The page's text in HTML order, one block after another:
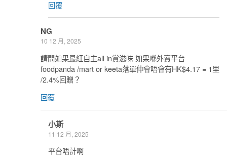
回覆
NG
10 12 月, 2025
請問如果最紅自主all in賞滋味 如果喺外賣平台
foodpanda /mart or keeta落單仲會唔會有HK$4.17 = 1里
/2.4%回贈？
回覆
小斯
11 12 月, 2025
平台唔計啊